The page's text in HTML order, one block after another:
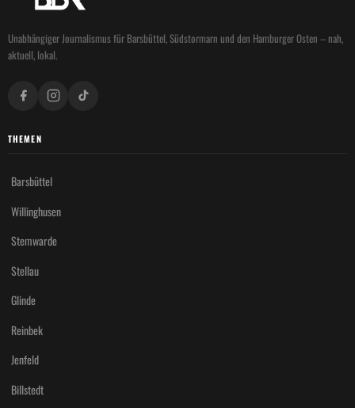
Unabhängiger Journalismus für Barsbüttel, Südstormarn und den Hamburger Osten – nah,
aktuell, lokal.
THEMEN
Barsbüttel
Willinghusen
Stemwarde
Stellau
Glinde
Reinbek
Jenfeld
Billstedt